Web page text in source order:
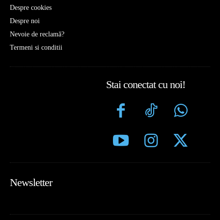
Despre cookies
Despre noi
Nevoie de reclamă?
Termeni si conditii
Stai conectat cu noi!
Newsletter